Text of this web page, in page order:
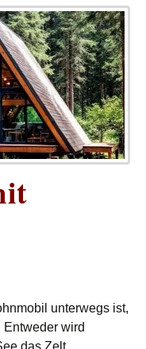
unterwegs ist,
wird
das Zelt